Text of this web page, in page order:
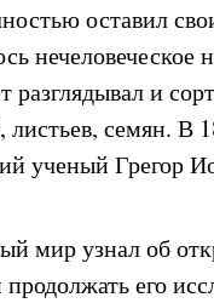
оставил
разглядывал и
листьев, семян. В
ученый Грегор
мир узнал об
его